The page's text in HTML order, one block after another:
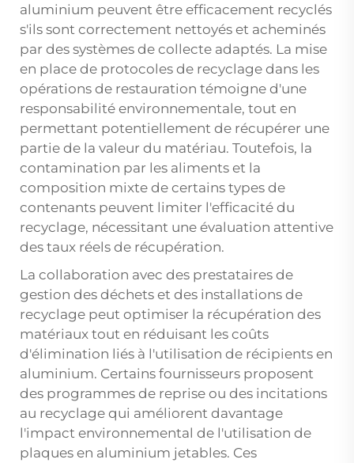
aluminium peuvent être efficacement recyclés
s'ils sont correctement nettoyés et acheminés
par des systèmes de collecte adaptés. La mise
en place de protocoles de recyclage dans les
opérations de restauration témoigne d'une
responsabilité environnementale, tout en
permettant potentiellement de récupérer une
partie de la valeur du matériau. Toutefois, la
contamination par les aliments et la
composition mixte de certains types de
contenants peuvent limiter l'efficacité du
recyclage, nécessitant une évaluation attentive
des taux réels de récupération.
La collaboration avec des prestataires de
gestion des déchets et des installations de
recyclage peut optimiser la récupération des
matériaux tout en réduisant les coûts
d'élimination liés à l'utilisation de récipients en
aluminium. Certains fournisseurs proposent
des programmes de reprise ou des incitations
au recyclage qui améliorent davantage
l'impact environnemental de l'utilisation de
plaques en aluminium jetables. Ces